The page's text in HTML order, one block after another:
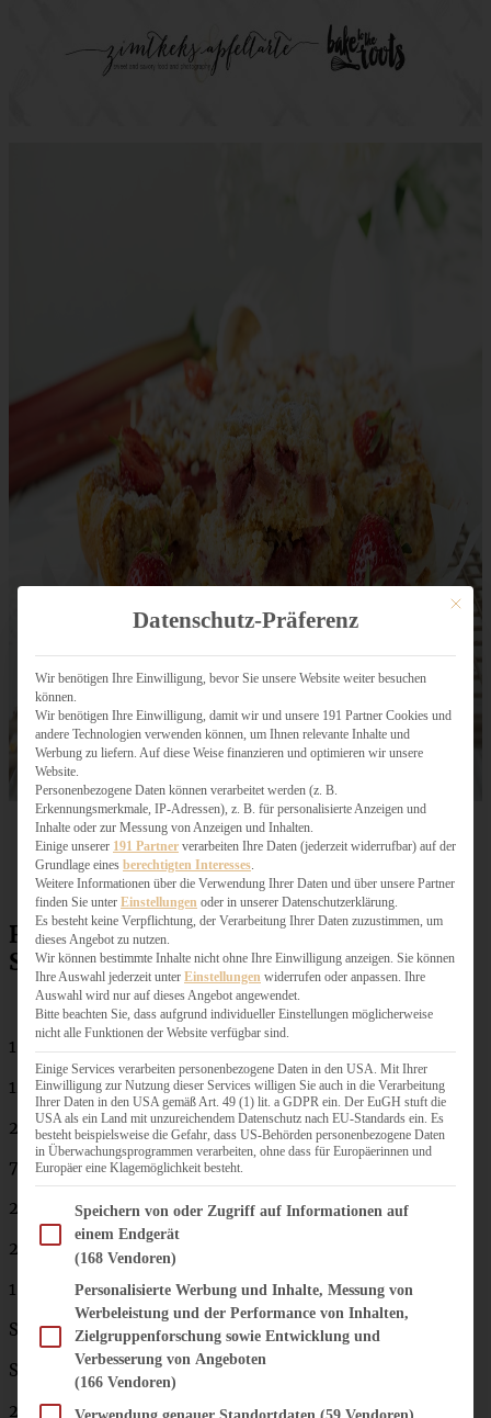
Rezept Erdbeer-Rhabarber-Kuchen mit
Streuseln
100 g Zucker
125 g sehr weiche Butter
2 Eier
75 ml Buttermilch
200 g Mehl
2 TL Backpulver
1 TL Vanille-Extrakt
Schale einer Zitrone
Saft einer halben Zitrone
2 Stangen Rhabarber
Mit
Datenschutz-Präferenz
Wir benötigen Ihre Einwilligung, bevor Sie unsere Website weiter besuchen
können.
Wir benötigen Ihre Einwilligung, damit wir und unsere 191 Partner Cookies und
andere Technologien verwenden können, um Ihnen relevante Inhalte und
Werbung zu liefern. Auf diese Weise finanzieren und optimieren wir unsere
Website.
Personenbezogene Daten können verarbeitet werden (z. B.
Erkennungsmerkmale, IP-Adressen), z. B. für personalisierte Anzeigen und
Inhalte oder zur Messung von Anzeigen und Inhalten.
Einige unserer 191 Partner verarbeiten Ihre Daten (jederzeit widerrufbar) auf der
Grundlage eines berechtigten Interesses
Weitere Informationen über die Verwendung Ihrer Daten und über unsere Partner
finden Sie unter Einstellungen oder in unserer Datenschutzerklärung.
Es besteht keine Verpflichtung, der Verarbeitung Ihrer Daten zuzustimmen, um
dieses Angebot zu nutzen.
Wir können bestimmte Inhalte nicht ohne Ihre Einwilligung anzeigen. Sie können
Ihre Auswahl jederzeit unter Einstellungen widerrufen oder anpassen. Ihre
Auswahl wird nur auf dieses Angebot angewendet.
Bitte beachten Sie, dass aufgrund individueller Einstellungen möglicherweise
nicht alle Funktionen der Website verfügbar sind.
Einige Services verarbeiten personenbezogene Daten in den USA. Mit Ihrer
Einwilligung zur Nutzung dieser Services willigen Sie auch in die Verarbeitung
Ihrer Daten in den USA gemäß Art. 49 (1) lit. a GDPR ein. Der EuGH stuft die
USA als ein Land mit unzureichendem Datenschutz nach EU-Standards ein. Es
besteht beispielsweise die Gefahr, dass US-Behörden personenbezogene Daten
in Überwachungsprogrammen verarbeiten, ohne dass für Europäerinnen und
Europäer eine Klagemöglichkeit besteht.
Im Folgenden finden Sie eine Liste der Zwecke des IAB Transparency and Consent
Speichern von oder Zugriff auf Informationen auf
einem Endgerät
(168 Vendoren)
Personalisierte Werbung und Inhalte, Messung von
Werbeleistung und der Performance von Inhalten,
Zielgruppenforschung sowie Entwicklung und
Verbesserung von Angeboten
(166 Vendoren)